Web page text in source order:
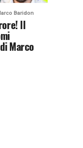
Baridon
Il
Marco